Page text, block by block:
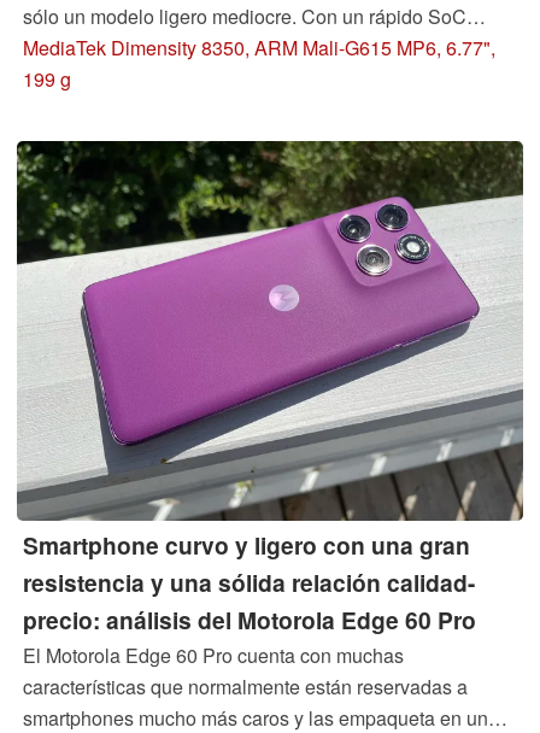
sólo un modelo ligero mediocre. Con un rápido SoC
MediaTek Dimensity 8350, una brillante pantalla
AMOLED y un sistema de cámaras decente, el OnePlus
sacudir las cosas en la gama media.
MediaTek Dimensity 8350, ARM Mali-G615 MP6, 6.77",
199 g
Smartphone curvo y ligero con una gran
resistencia y una sólida relación calidad-
precio: análisis del Motorola Edge 60 Pro
El Motorola Edge 60 Pro cuenta con muchas
características que normalmente están reservadas a
smartphones mucho más caros y las empaqueta en una